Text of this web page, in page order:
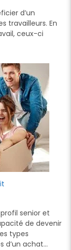
d’un
travailleurs. En
ceux-ci
senior et
de devenir
types
d’un achat…